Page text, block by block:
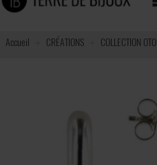
Accueil CRÉATIONS COLLECTION OTO